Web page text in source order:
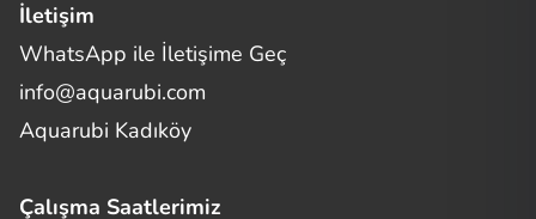
İletişim
WhatsApp ile İletişime Geç
info@aquarubi.com
Aquarubi Kadıköy
Çalışma Saatlerimiz
Merhaba! Size nasıl yardımcı
olabilirim?